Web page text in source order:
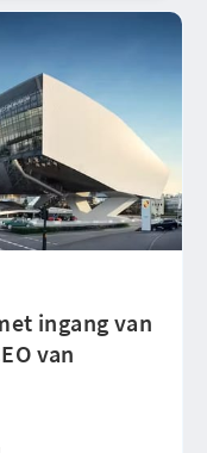
ingang van
van